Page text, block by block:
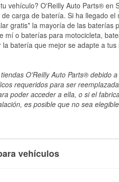
vehículo? O'Reilly Auto Parts® en
carga de batería. Si ha llegado
gratis* la mayoría de las baterías
o baterías para motocicleta,
batería que mejor se adapte a
O'Reilly Auto Parts® debido
requeridos para ser
poder acceder a ella, o si el
es posible que no sea
vehículos